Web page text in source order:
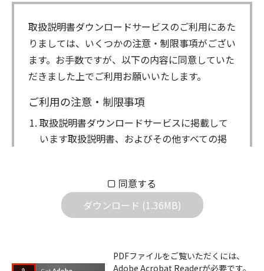
取扱説明書ダウンロードサービスのご利用にあた
りましては、いくつかの注意・制限事項がござい
ます。お手数ですが、以下の内容に同意していた
だきました上でご利用お願いいたします。
ご利用の注意・制限事項
取扱説明書ダウンロードサービスに掲載して
います取扱説明書、およびその他すべての掲
属します。ダウンロードした取扱説明書は、
個人が本来の目的でご使用されることは可能
ですが、権利者の許諾を得ることなく、以下
ダウンロードした取扱説明書は、複製、賃
同意する
ダウンロード (1.36MB)
PDFファイルをご覧いただくには、
Adobe Acrobat Readerが必要です。